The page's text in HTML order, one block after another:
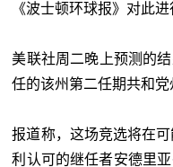
《波士顿环球报》对此进
美联社周二晚上预测的
任的该州第二任期共和
报道称，这场竞选将在
利认可的继任者安德里